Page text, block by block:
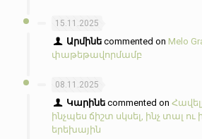
15.11.2025
Արմինե commented on Melo
փաթեթավորմամբ
08.11.2025
Կարինե commented on
ինչպես ճիշտ սկսել, ինչ տալ ու
երեխային